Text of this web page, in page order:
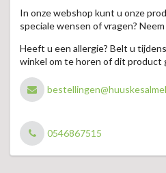
In onze webshop kunt u onze
speciale wensen of vragen?
Heeft u een allergie? Belt u
winkel om te horen of dit product
0546867515